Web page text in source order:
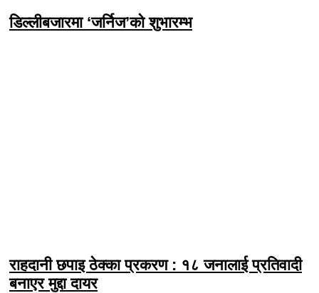
डिल्लीबजारमा ‘जर्निज’को शुभारम्भ
राहदानी छपाइ ठेक्का प्रकरण : १८ जनालाई प्रतिवादी
बनाएर मुद्दा दायर